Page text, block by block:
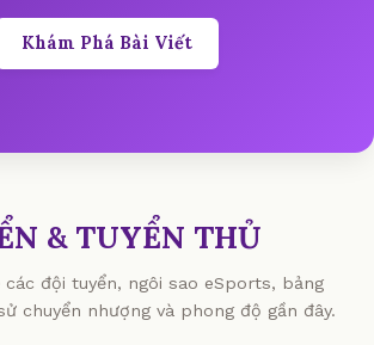
Khám Phá Bài Viết
& TUYỂN THỦ
đội tuyển, ngôi sao eSports, bảng
chuyển nhượng và phong độ gần đây.